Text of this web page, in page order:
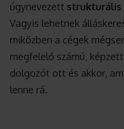
úgynevezett strukturális
Vagyis lehetnek
miközben a cégek
megfelelő számú,
dolgozót ott és akkor,
lenne rá.